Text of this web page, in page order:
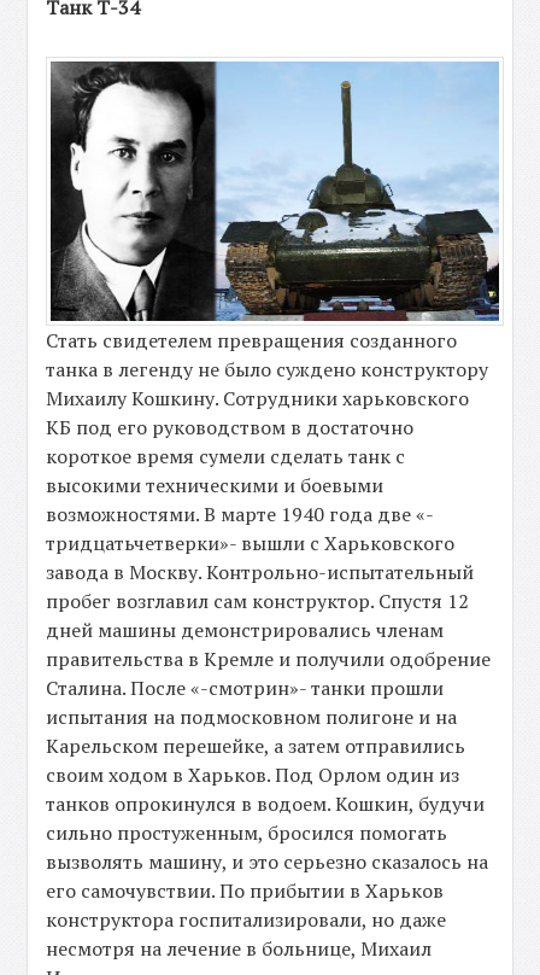
Танк Т-34
Стать свидетелем превращения созданного
танка в легенду не было суждено конструктору
Михаилу Кошкину. Сотрудники харьковского
КБ под его руководством в достаточно
короткое время сумели сделать танк с
высокими техническими и боевыми
возможностями. В марте 1940 года две «-
тридцатьчетверки»- вышли с Харьковского
завода в Москву. Контрольно-испытательный
пробег возглавил сам конструктор. Спустя 12
дней машины демонстрировались членам
правительства в Кремле и получили одобрение
Сталина. После «-смотрин»- танки прошли
испытания на подмосковном полигоне и на
Карельском перешейке, а затем отправились
своим ходом в Харьков. Под Орлом один из
танков опрокинулся в водоем. Кошкин, будучи
сильно простуженным, бросился помогать
вызволять машину, и это серьезно сказалось на
его самочувствии. По прибытии в Харьков
конструктора госпитализировали, но даже
несмотря на лечение в больнице, Михаил